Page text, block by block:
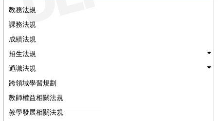
教務法規
課務法規
成績法規
招生法規
通識法規
跨領域學習規劃
教師權益相關法規
教學發展相關法規